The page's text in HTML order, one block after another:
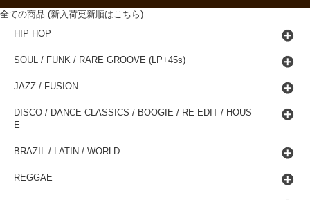
全ての商品 (新入荷更新順はこちら)
HIP HOP
SOUL / FUNK / RARE GROOVE (LP+45s)
JAZZ / FUSION
DISCO / DANCE CLASSICS / BOOGIE / RE-EDIT / HOUS
E
BRAZIL / LATIN / WORLD
REGGAE